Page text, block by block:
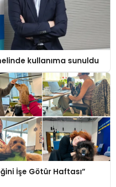
kullanıma sunuldu
İşe Götür Haftası”